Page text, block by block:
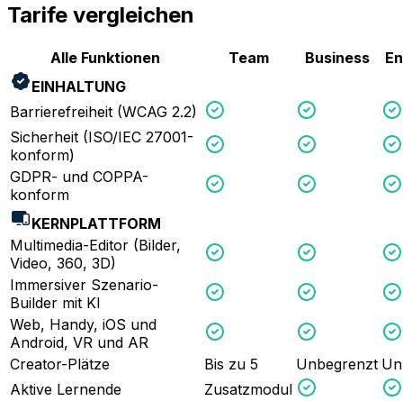
Tarife vergleichen
Alle Funktionen Team Business
EINHALTUNG
Barrierefreiheit (WCAG 2.2)
Sicherheit (ISO/IEC 27001-
konform)
GDPR- und COPPA-
konform
KERNPLATTFORM
Multimedia-Editor (Bilder,
Video, 360, 3D)
Immersiver Szenario-
Builder mit KI
Web, Handy, iOS und
Android, VR und AR
Creator-Plätze
Bis zu 5 Unbegrenzt
Aktive Lernende
Zusatzmodul